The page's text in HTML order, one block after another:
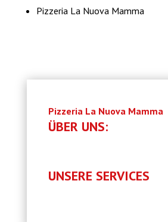
Pizzeria La Nuova Mamma
Pizzeria La Nuova Mamma
ÜBER UNS:
UNSERE SERVICES